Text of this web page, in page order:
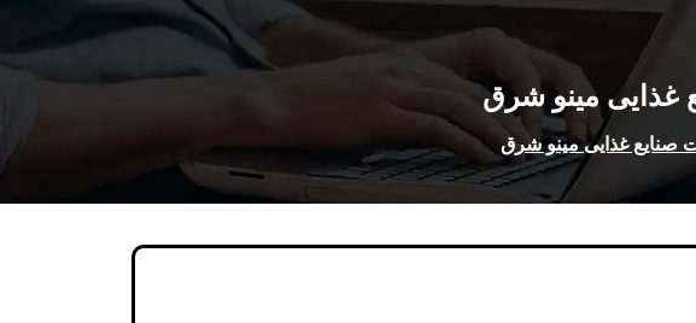
غذایی مینو شرق
صنایع غذایی مینو شرق